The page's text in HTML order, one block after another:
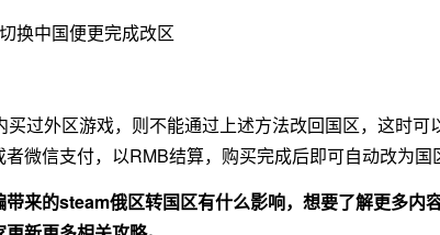
换中国便更完成改区
买过外区游戏，则不能通过上述方法改回国区，这时可
微信支付，以RMB结算，购买完成后即可自动改为国
带来的steam俄区转国区有什么影响，想要了解更多内